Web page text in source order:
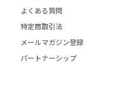
よくある質問
特定商取引法
メールマガジン登録
パートナーシップ